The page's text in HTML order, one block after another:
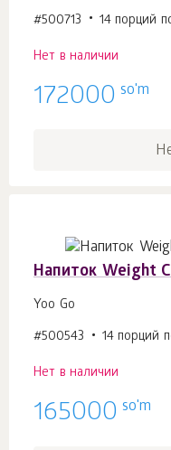
#500713 14 порций
Нет в наличии
172000 so'm
Напиток Weight
Yoo Go
#500543 14 порций
Нет в наличии
165000 so'm